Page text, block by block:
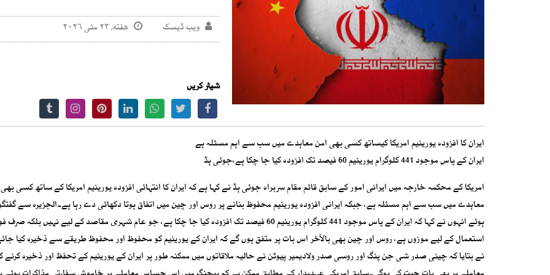
ویب ڈیسک هفته, ۲۳ مئی ۲۰۲۶
شیئر کریں
ایران کا افزودہ یورینیم امریکا کیساتھ کسی بھی امن معاہدے میں سب سے اہم مسئلہ ہے
ایران کے پاس موجود 441 کلوگرام یورینیم 60 فیصد تک افزودہ کیا جا چکا ہے،جوئی ہڈ
امریکا کے محکمہ خارجہ میں ایرانی امور کے سابق قائم مقام سربراہ جوئی ہڈ نے کہا ہے کہ ایران کا انتہائی افزودہ یورینیم امریکا کے ساتھ کسی
معاہدے میں سب سے اہم مسئلہ ہے، جبکہ ایرانی افزودہ یورینیم محفوظ بنانے پر روس اور چین میں اتفاق ہوتا دکھائی دے رہا ہے۔الجزیرہ سے
ہوئے انہوں نے کہا کہ ایران کے پاس موجود 441 کلوگرام یورینیم 60 فیصد تک افزودہ کیا جا چکا ہے، جو عام شہری مقاصد کے لیے نہیں بلکہ
استعمال کے لیے موزوں ہے، روس اور چین بھی بالآخر اس بات پر متفق ہوں گے کہ ایران کے یورینیم کو محفوظ اور محفوظ طریقے سے ذخیرہ کیا
نے بتایا کہ چینی صدر شی جن پنگ اور روسی صدر ولادیمیر پیوٹن نے حالیہ ملاقاتوں میں ممکنہ طور پر ایران کے یورینیم کے تحفظ اور ذخیرہ